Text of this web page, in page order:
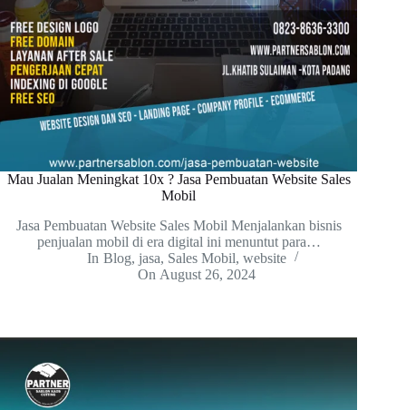
Mau Jualan Meningkat 10x ? Jasa Pembuatan Website Sales
Mobil
Jasa Pembuatan Website Sales Mobil Menjalankan bisnis
penjualan mobil di era digital ini menuntut para…
In Blog, jasa, Sales Mobil, website
On August 26, 2024